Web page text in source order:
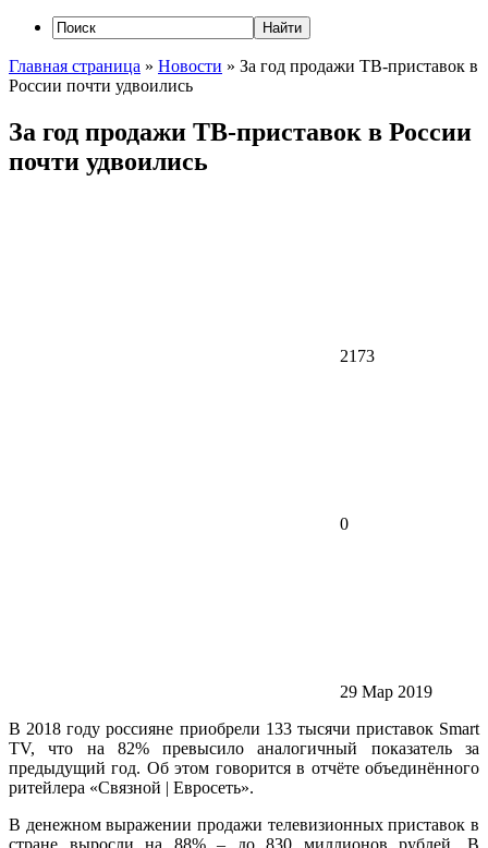
Главная страница » Новости » За год продажи ТВ-приставок в
России почти удвоились
За год продажи ТВ-приставок в России
почти удвоились
2173
0
29 Мар 2019
В 2018 году россияне приобрели 133 тысячи приставок Smart
TV, что на 82% превысило аналогичный показатель за
предыдущий год. Об этом говорится в отчёте объединённого
ритейлера «Связной | Евросеть».
В денежном выражении продажи телевизионных приставок в
стране выросли на 88% – до 830 миллионов рублей. В